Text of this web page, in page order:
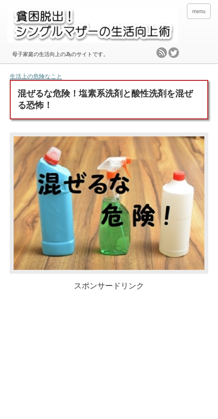
母子家庭の生活向上の為のサイトです。
menu
生活上の危険なこと
混ぜるな危険！塩素系洗剤と酸性洗剤を混ぜ
る恐怖！
スポンサードリンク